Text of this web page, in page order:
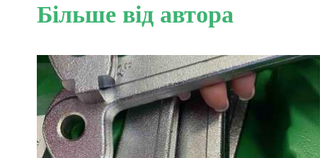
Більше від автора